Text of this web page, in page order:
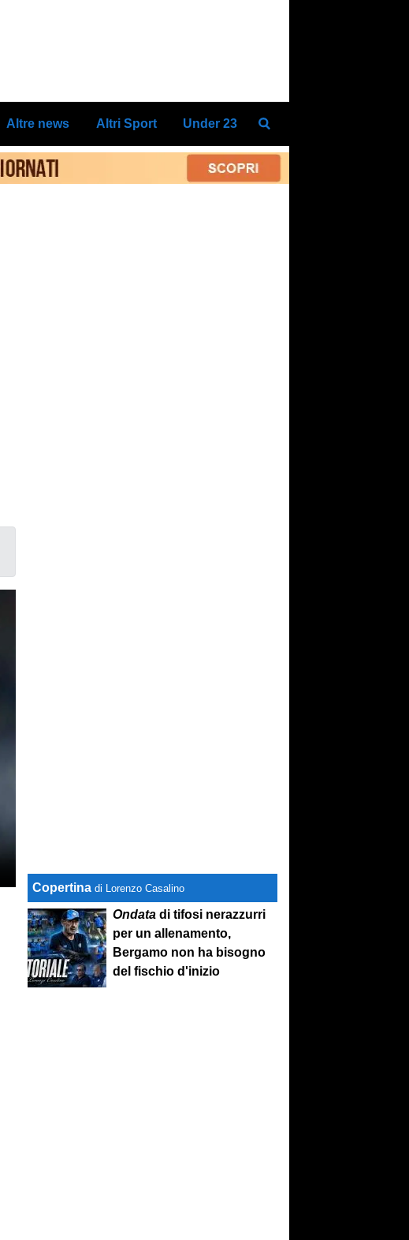
Altre news Altri Sport Under 23
Copertina di Lorenzo Casalino
Ondata di tifosi nerazzurri
per un allenamento,
Bergamo non ha bisogno
del fischio d'inizio